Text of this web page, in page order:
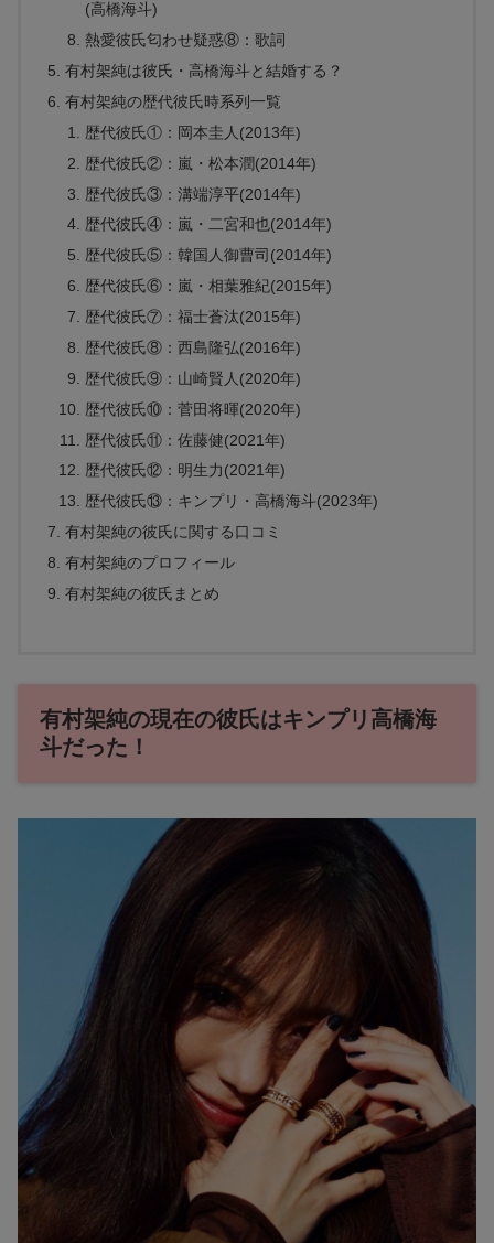
(高橋海斗)
熱愛彼氏匂わせ疑惑⑧：歌詞
有村架純は彼氏・高橋海斗と結婚する？
有村架純の歴代彼氏時系列一覧
歴代彼氏①：岡本圭人(2013年)
歴代彼氏②：嵐・松本潤(2014年)
歴代彼氏③：溝端淳平(2014年)
歴代彼氏④：嵐・二宮和也(2014年)
歴代彼氏⑤：韓国人御曹司(2014年)
歴代彼氏⑥：嵐・相葉雅紀(2015年)
歴代彼氏⑦：福士蒼汰(2015年)
歴代彼氏⑧：西島隆弘(2016年)
歴代彼氏⑨：山崎賢人(2020年)
歴代彼氏⑩：菅田将暉(2020年)
歴代彼氏⑪：佐藤健(2021年)
歴代彼氏⑫：明生力(2021年)
歴代彼氏⑬：キンプリ・高橋海斗(2023年)
有村架純の彼氏に関する口コミ
有村架純のプロフィール
有村架純の彼氏まとめ
有村架純の現在の彼氏はキンプリ高橋海
斗だった！